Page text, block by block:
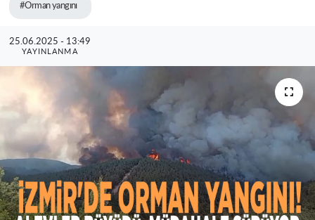
#Orman yangını
25.06.2025 - 13:49
YAYINLANMA
Resmi İlanlar
Haber Arşivi